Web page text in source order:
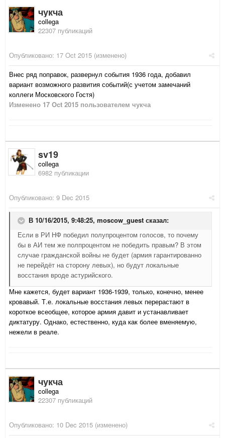
чукча
collega
22307 публикаций
Опубликовано: 17 Oct 2015 (изменено)
Внес ряд поправок, развернул события 1936 года, добавил
вариант возможного развития событий(с учетом замечаний
коллеги Московского Гостя)
Изменено 17 Oct 2015 пользователем чукча
sv19
collega
6982 публикации
Опубликовано: 9 Dec 2015
В 10/16/2015, 9:48:25, moscow_guest сказал:
Если в РИ НФ победил полупроцентом голосов, то почему
бы в АИ тем же полпроцентом не победить правым? В этом
случае гражданской войны не будет (армия гарантированно
не перейдёт на сторону левых), но будут локальные
восстания вроде астурийского.
Мне кажется, будет вариант 1936-1939, только, конечно, менее
кровавый. Т.е. локальные восстания левых перерастают в
короткое всеобщее, которое армия давит и устанавливает
диктатуру. Однако, естественно, куда как более вменяемую,
нежели в реале.
чукча
collega
22307 публикаций
Опубликовано: 10 Dec 2015 (изменено)